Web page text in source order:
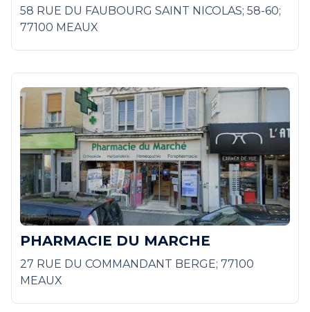
58 RUE DU FAUBOURG SAINT NICOLAS; 58-60;
77100 MEAUX
PHARMACIE DU MARCHE
27 RUE DU COMMANDANT BERGE; 77100
MEAUX